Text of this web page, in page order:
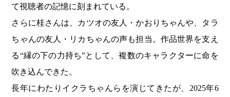
て視聴者の記憶に刻まれている。
さらに桂さんは、カツオの友人・かおりちゃんや、タラ
ちゃんの友人・リカちゃんの声も担当。作品世界を支え
る“縁の下の力持ち”として、複数のキャラクターに命を
吹き込んできた。
長年にわたりイクラちゃんらを演じてきたが、2025年6